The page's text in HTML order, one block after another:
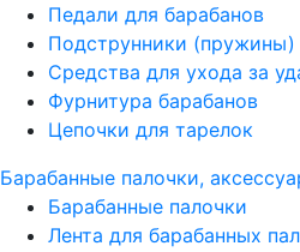
Педали для барабанов
Подструнники (пружины)
Средства для ухода за
Фурнитура барабанов
Цепочки для тарелок
Барабанные палочки,
Барабанные палочки
Лента для барабанных